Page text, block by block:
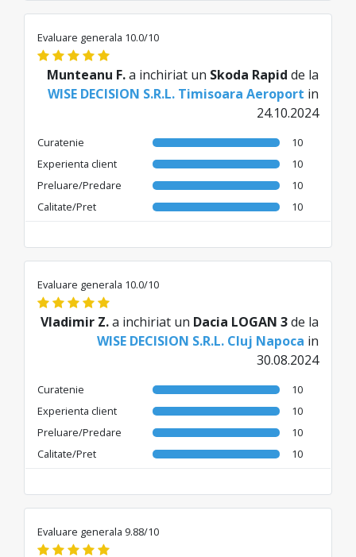
Evaluare generala 10.0/10
Munteanu F.a inchiriat un Skoda Rapid de la
WISE DECISION S.R.L. Timisoara Aeroport in
24.10.2024
Curatenie
10
Experienta client
10
Preluare/Predare
10
Calitate/Pret
10
Evaluare generala 10.0/10
Vladimir Z.a inchiriat un Dacia LOGAN 3de la
WISE DECISION S.R.L. Cluj Napoca in
30.08.2024
Curatenie
10
Experienta client
10
Preluare/Predare
10
Calitate/Pret
10
Evaluare generala 9.88/10